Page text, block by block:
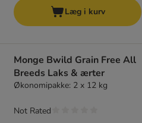
Læg i kurv
Monge Bwild Grain Free All
Breeds Laks & ærter
Økonomipakke: 2 x 12 kg
Not Rated